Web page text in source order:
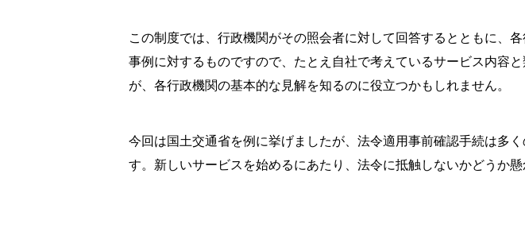
この制度では、行政機関がその照会者に対して回答するとともに、
事例に対するものですので、たとえ自社で考えているサービス内容
が、各行政機関の基本的な見解を知るのに役立つかもしれません。
今回は国土交通省を例に挙げましたが、法令適用事前確認手続は多
す。新しいサービスを始めるにあたり、法令に抵触しないかどうか